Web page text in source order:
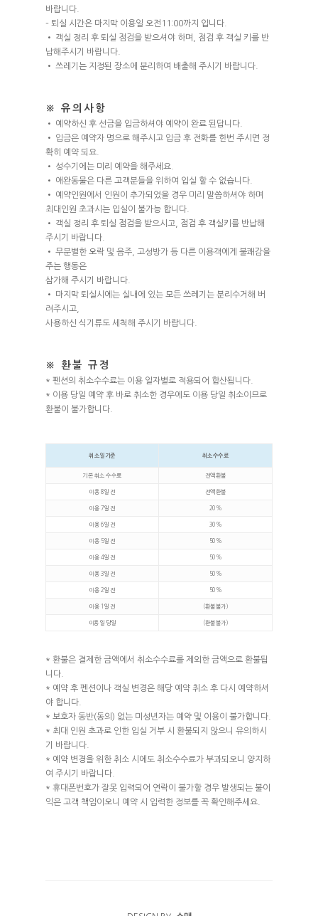
바랍니다.
– 퇴실 시간은 마지막 이용일 오전11:00까지 입니다.
• 객실 정리 후 퇴실 점검을 받으셔야 하며, 점검 후 객실 키를 반
납해주시기 바랍니다.
• 쓰레기는 지정된 장소에 분리하여 배출해 주시기 바랍니다.
※ 유의사항
• 예약하신 후 선금을 입금하셔야 예약이 완료 된답니다.
• 입금은 예약자 명으로 해주시고 입금 후 전화를 한번 주시면 정
확히 예약 되요.
• 성수기에는 미리 예약을 해주세요.
• 애완동물은 다른 고객분들을 위하여 입실 할 수 없습니다.
• 예약인원에서 인원이 추가되었을 경우 미리 말씀하셔야 하며
최대인원 초과시는 입실이 불가능 합니다.
• 객실 정리 후 퇴실 점검을 받으시고, 점검 후 객실키를 반납해
주시기 바랍니다.
• 무분별한 오락 및 음주, 고성방가 등 다른 이용객에게 불쾌감을
주는 행동은
삼가해 주시기 바랍니다.
• 마지막 퇴실시에는 실내에 있는 모든 쓰레기는 분리수거해 버
려주시고,
사용하신 식기류도 세척해 주시기 바랍니다.
※ 환불 규정
* 펜션의 취소수수료는 이용 일자별로 적용되어 합산됩니다.
* 이용 당일 예약 후 바로 취소한 경우에도 이용 당일 취소이므로
환불이 불가합니다.
취소일기준 취소수수료
기본 취소 수수료 전액환불
이용 8일 전 전액환불
이용 7일 전 20%
이용 6일 전 30%
이용 5일 전 50%
이용 4일 전 50%
이용 3일 전 50%
이용 2일 전 50%
이용 1일 전 (환불불가)
이용일 당일 (환불불가)
* 환불은 결제한 금액에서 취소수수료를 제외한 금액으로 환불됩
니다.
* 예약 후 펜션이나 객실 변경은 해당 예약 취소 후 다시 예약하셔
야 합니다.
* 보호자 동반(동의) 없는 미성년자는 예약 및 이용이 불가합니다.
* 최대 인원 초과로 인한 입실 거부 시 환불되지 않으니 유의하시
기 바랍니다.
* 예약 변경을 위한 취소 시에도 취소수수료가 부과되오니 양지하
여 주시기 바랍니다.
* 휴대폰번호가 잘못 입력되어 연락이 불가할 경우 발생되는 불이
익은 고객 책임이오니 예약 시 입력한 정보를 꼭 확인해주세요.